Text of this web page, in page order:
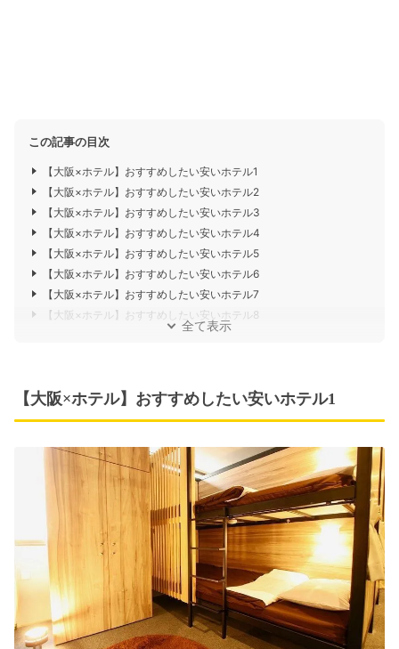
この記事の目次
【大阪×ホテル】おすすめしたい安いホテル1
【大阪×ホテル】おすすめしたい安いホテル2
【大阪×ホテル】おすすめしたい安いホテル3
【大阪×ホテル】おすすめしたい安いホテル4
【大阪×ホテル】おすすめしたい安いホテル5
【大阪×ホテル】おすすめしたい安いホテル6
【大阪×ホテル】おすすめしたい安いホテル7
【大阪×ホテル】おすすめしたい安いホテル8
全て表示
【大阪×ホテル】おすすめしたい安いホテル1